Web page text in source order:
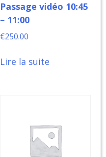
Passage vidéo 10:45
– 11:00
€250.00
Lire la suite